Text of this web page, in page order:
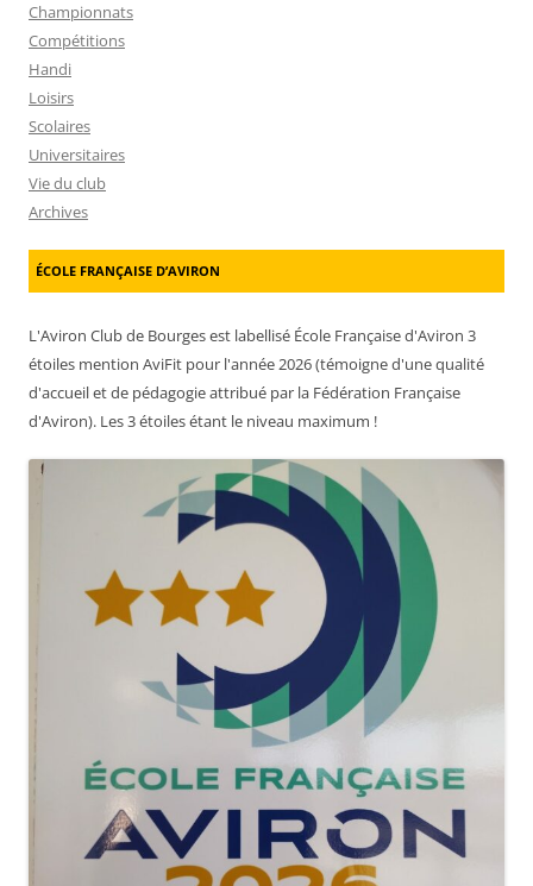
Championnats
Compétitions
Handi
Loisirs
Scolaires
Universitaires
Vie du club
Archives
ÉCOLE FRANÇAISE D’AVIRON
L'Aviron Club de Bourges est labellisé École Française d'Aviron 3
étoiles mention AviFit pour l'année 2026 (témoigne d'une qualité
d'accueil et de pédagogie attribué par la Fédération Française
d'Aviron). Les 3 étoiles étant le niveau maximum !